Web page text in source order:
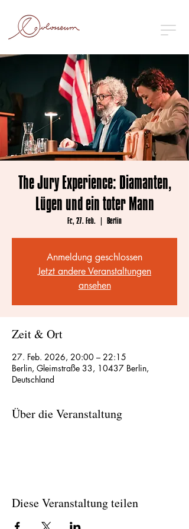
The Jury Experience: Diamanten,
Lügen und ein toter Mann
Fr., 27. Feb.
  |
Berlin
Anmeldung geschlossen
Jetzt andere Veranstaltungen
ansehen
Zeit & Ort
27. Feb. 2026, 20:00 – 22:15
Berlin, Gleimstraße 33, 10437 Berlin,
Deutschland
Über die Veranstaltung
Diese Veranstaltung teilen